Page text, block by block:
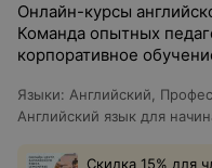
Онлайн-курсы
Команда опытных
корпоративное
Языки: Английский
Английский язык для
Скидка 15% для